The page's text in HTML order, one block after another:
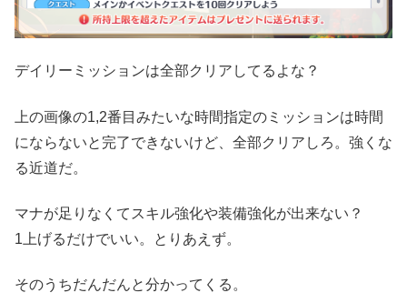
デイリーミッションは全部クリアしてるよな？
上の画像の1,2番目みたいな時間指定のミッションは時間
にならないと完了できないけど、全部クリアしろ。強くな
る近道だ。
マナが足りなくてスキル強化や装備強化が出来ない？
1上げるだけでいい。とりあえず。
そのうちだんだんと分かってくる。